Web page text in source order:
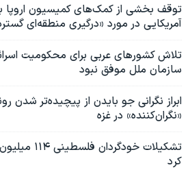
توقف بخشی از کمک‌های کمیسیون اروپا
آمریکایی در مورد «درگیری منطقه‌ای
تلاش کشورهای عربی برای محکومیت
سازمان ملل موفق نبود
ابراز نگرانی جو بایدن از پیچیده‌تر شدن
«نگران‌کننده» در غزه
تشکیلات
کرد